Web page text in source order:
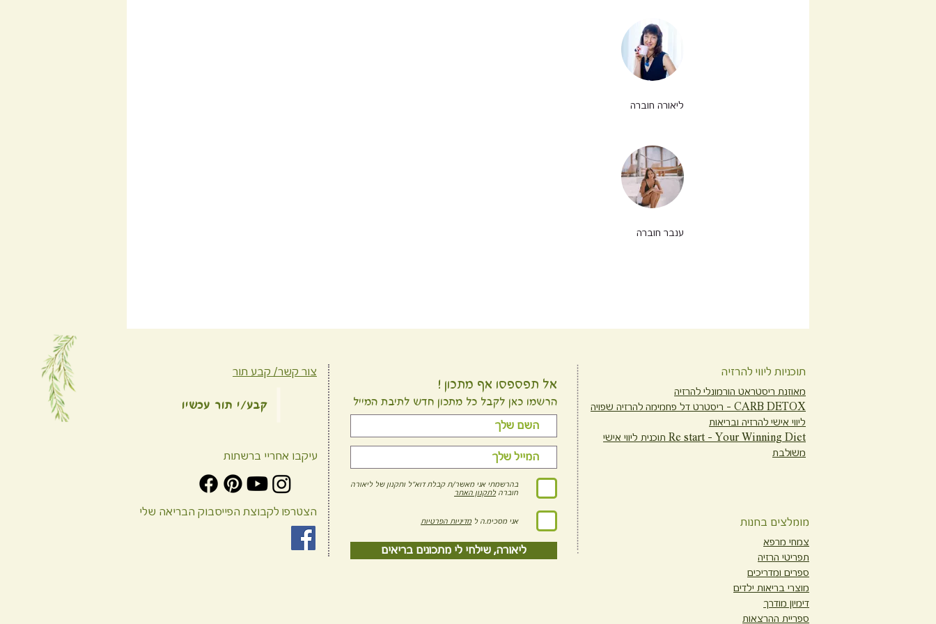
ליאורה חוברה
ענבר חוברה
אל תפספסו אף מתכון !
הרשמו כאן לקבל כל מתכון חדש לתיבת המייל
בהרשמתי אני מאשר/ת קבלת דוא"ל ותקנון של ליאורה
חוברהלתקנון האתר
אני מסכימ.ה ל מדיניות הפרטיות
ליאורה, שילחי לי מתכונים בריאים
תוכניות ליווי להרזיה
מאוזנת ריסטראט הורמונלי להרזיה
CARB DETOX -
ריסטרט דל פחמימה להרזיה שפויה
ליווי אישי להרזיה ובריאות
Re start - Your Winning Diet תוכנית ליווי אישי
משולבת
מומלצים בחנות
צמחי מרפא
תפריטי הרזיה
ספרים ומדריכים
מוצרי בריאות ילדים
דימיון מודרך
ספריית ההרצאות
צור קשר/ קבע תור
קבע/י תור עכשיו
עיקבו אחריי ברשתות
הצטרפו לקבוצת הפייסבוק הבריאה שלי